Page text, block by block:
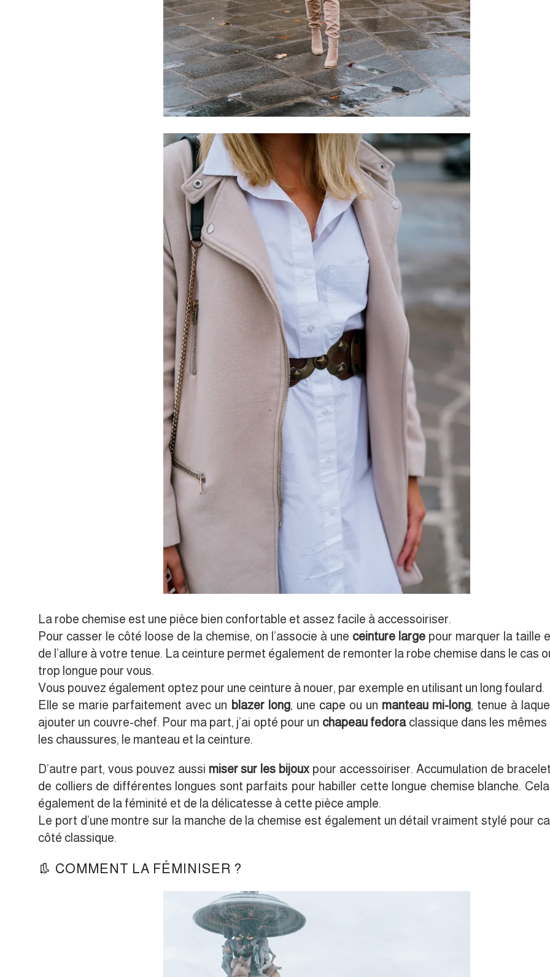
La robe chemise est une pièce bien confortable et assez facile à accessoiriser.
Pour casser le côté loose de la chemise, on l’associe à une ceinture large pour marquer la taille
de l’allure à votre tenue. La ceinture permet également de remonter la robe chemise dans le cas
trop longue pour vous.
Vous pouvez également optez pour une ceinture à nouer, par exemple en utilisant un long foulard.
Elle se marie parfaitement avec un blazer long, une cape ou un manteau mi-long, tenue à
ajouter un couvre-chef. Pour ma part, j’ai opté pour un chapeau fedora classique dans les mêmes
les chaussures, le manteau et la ceinture.
D’autre part, vous pouvez aussi miser sur les bijoux pour accessoiriser. Accumulation de
de colliers de différentes longues sont parfaits pour habiller cette longue chemise blanche.
également de la féminité et de la délicatesse à cette pièce ample.
Le port d’une montre sur la manche de la chemise est également un détail vraiment stylé pour
côté classique.
👢 COMMENT LA FÉMINISER ?